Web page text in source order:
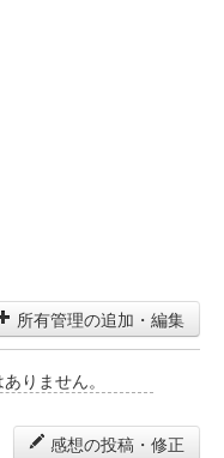
所有管理の追加・編集
りません。
感想の投稿・修正